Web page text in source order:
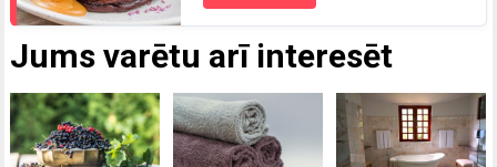
Jums varētu arī interesēt